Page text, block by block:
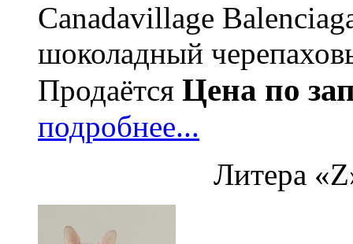
Canadavillage
шоколадный
Продаётся Цена по
подробнее...
Литера